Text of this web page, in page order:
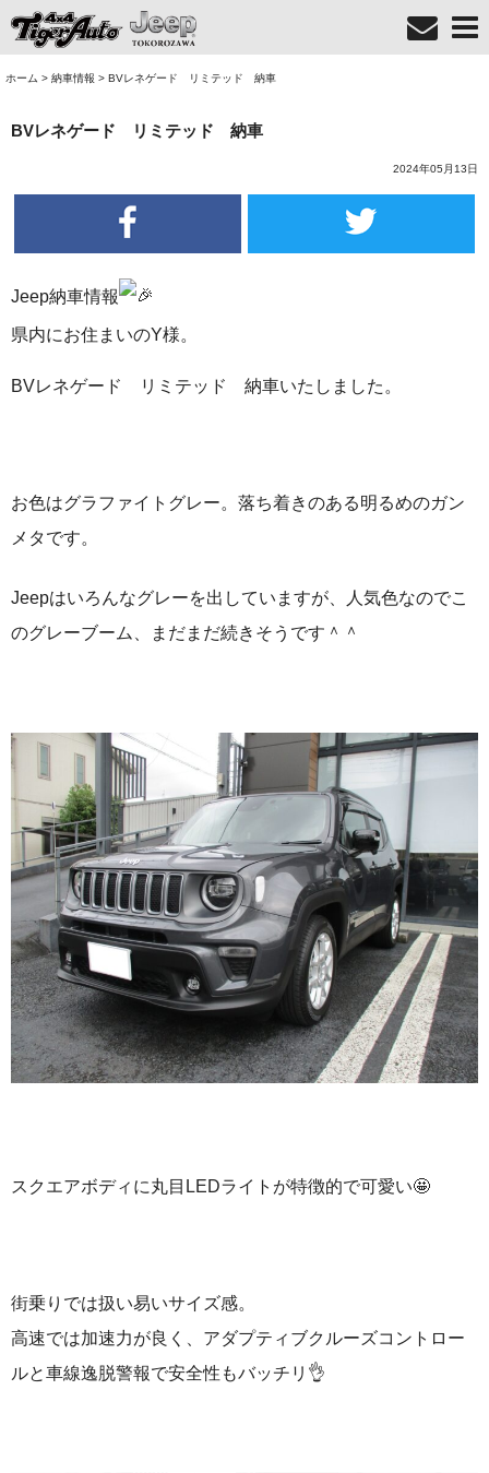
ホーム > 納車情報 > BVレネゲード リミテッド 納車
BVレネゲード リミテッド 納車
2024年05月13日
Jeep納車情報
県内にお住まいのY様。
BVレネゲード リミテッド 納車いたしました。
お色はグラファイトグレー。落ち着きのある明るめのガン
メタです。
Jeepはいろんなグレーを出していますが、人気色なのでこ
のグレーブーム、まだまだ続きそうです＾＾
スクエアボディに丸目LEDライトが特徴的で可愛い🤩
街乗りでは扱い易いサイズ感。
高速では加速力が良く、アダプティブクルーズコントロー
ルと車線逸脱警報で安全性もバッチリ👌